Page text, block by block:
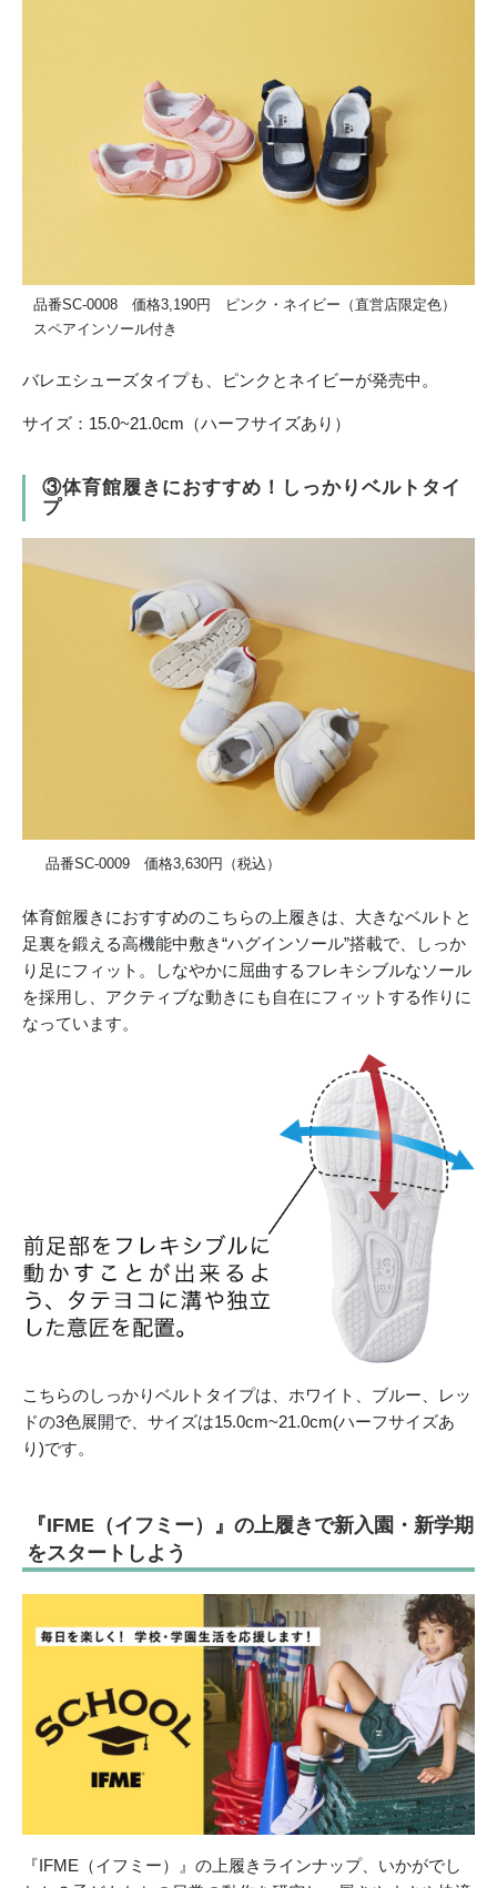
品番SC-0008 価格3,190円 ピンク・ネイビー（直営店限定色）
スペアインソール付き
バレエシューズタイプも、ピンクとネイビーが発売中。
サイズ：15.0~21.0cm（ハーフサイズあり）
③体育館履きにおすすめ！しっかりベルトタイ
プ
品番SC-0009 価格3,630円（税込）
体育館履きにおすすめのこちらの上履きは、大きなベルトと
足裏を鍛える高機能中敷き“ハグインソール”搭載で、しっか
り足にフィット。しなやかに屈曲するフレキシブルなソール
を採用し、アクティブな動きにも自在にフィットする作りに
なっています。
こちらのしっかりベルトタイプは、ホワイト、ブルー、レッ
ドの3色展開で、サイズは15.0cm~21.0cm(ハーフサイズあ
り)です。
『IFME（イフミー）』の上履きで新入園・新学期
をスタートしよう
『IFME（イフミー）』の上履きラインナップ、いかがでし